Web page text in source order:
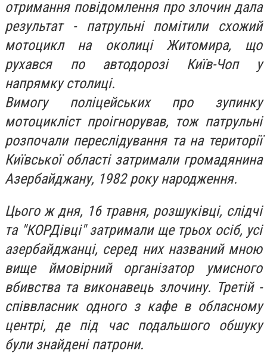
отримання повідомлення про злочин дала
результат - патрульні помітили схожий
мотоцикл на околиці Житомира, що
рухався по автодорозі Київ-Чоп у
напрямку столиці.
Вимогу поліцейських про зупинку
мотоцикліст проігнорував, тож патрульні
розпочали переслідування та на території
Київської області затримали громадянина
Азербайджану, 1982 року народження.
Цього ж дня, 16 травня, розшуківці, слідчі
та "КОРДівці" затримали ще трьох осіб, усі
азербайджанці, серед них названий мною
вище ймовірний організатор умисного
вбивства та виконавець злочину. Третій -
співвласник одного з кафе в обласному
центрі, де під час подальшого обшуку
були знайдені патрони.